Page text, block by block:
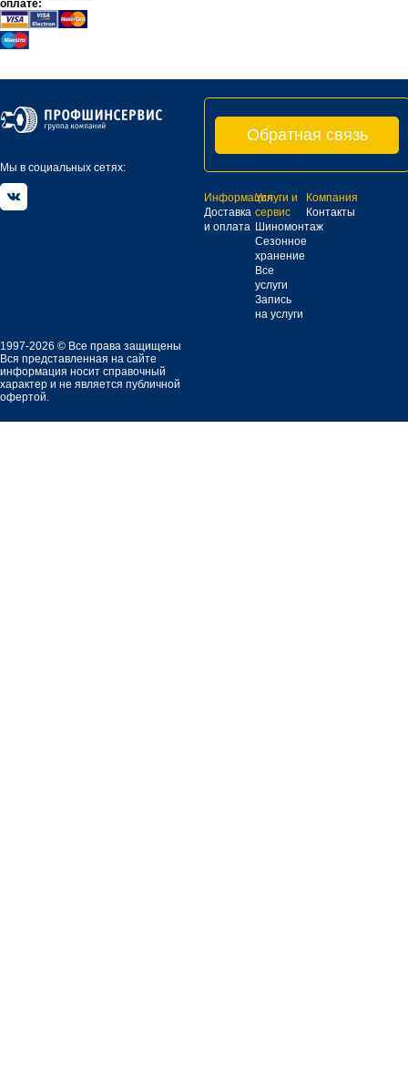
оплате:
Мы в социальных сетях:
Обратная связь
Информация
Доставка
и оплата
Услуги и
сервис
Шиномонтаж
Сезонное
хранение
Все
услуги
Запись
на услуги
Компания
Контакты
1997-2026 © Все права защищены
Вся представленная на сайте
информация носит справочный
характер и не является публичной
офертой.